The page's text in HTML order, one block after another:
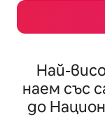
Най-
наем със
до